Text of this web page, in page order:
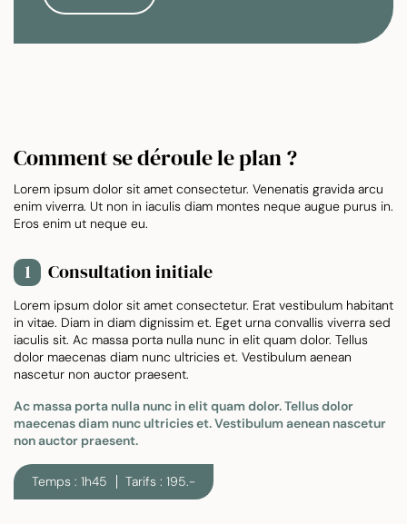
Comment se déroule le plan ?
Lorem ipsum dolor sit amet consectetur. Venenatis gravida arcu
enim viverra. Ut non in iaculis diam montes neque augue purus in.
Eros enim ut neque eu.
1 Consultation initiale
Lorem ipsum dolor sit amet consectetur. Erat vestibulum habitant
in vitae. Diam in diam dignissim et. Eget urna convallis viverra sed
iaculis sit. Ac massa porta nulla nunc in elit quam dolor. Tellus
dolor maecenas diam nunc ultricies et. Vestibulum aenean
nascetur non auctor praesent.
Ac massa porta nulla nunc in elit quam dolor. Tellus dolor
maecenas diam nunc ultricies et. Vestibulum aenean nascetur
non auctor praesent.
Temps : 1h45 Tarifs : 195.-